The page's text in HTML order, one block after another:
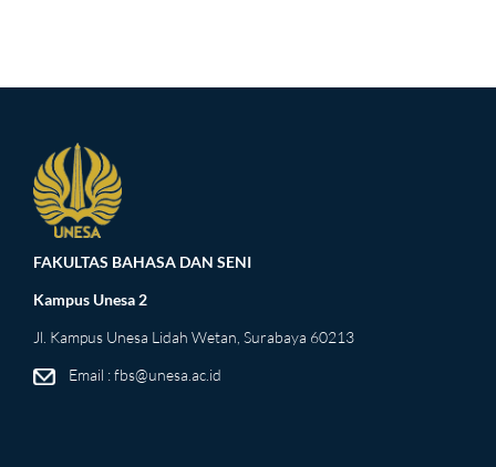
FAKULTAS BAHASA DAN SENI
Kampus Unesa 2
Jl. Kampus Unesa Lidah Wetan, Surabaya 60213
Email : fbs@unesa.ac.id